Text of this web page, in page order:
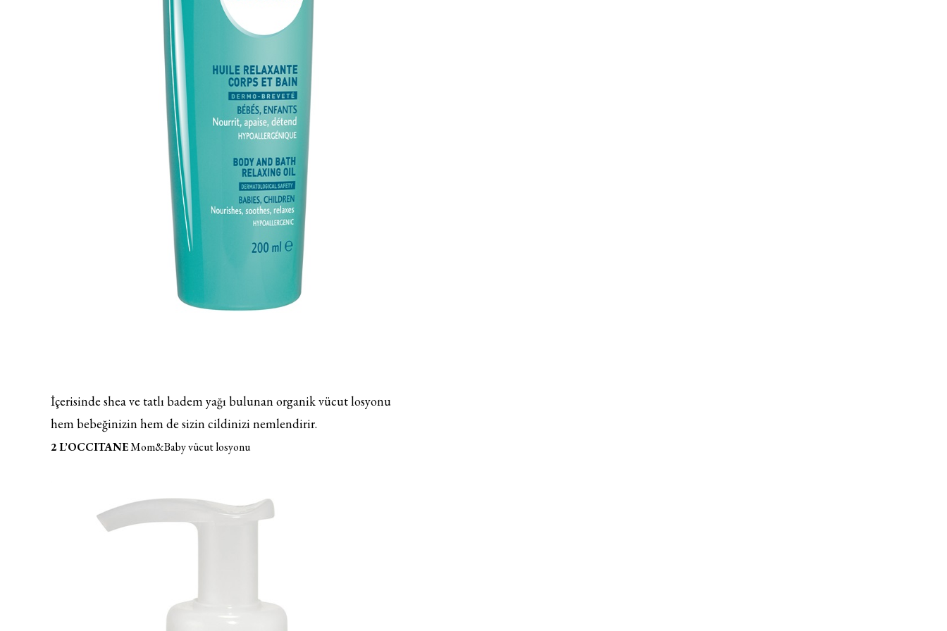
İçerisinde shea ve tatlı badem yağı bulunan organik vücut losyonu
hem bebeğinizin hem de sizin cildinizi nemlendirir.
2 L’OCCITANEMom&Baby vücut losyonu